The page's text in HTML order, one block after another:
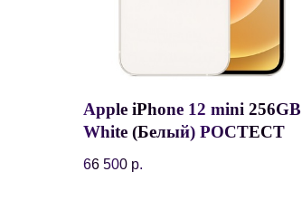
Apple iPhone 12 mini 256GB
White (Белый) РОСТЕСТ
66 500 р.